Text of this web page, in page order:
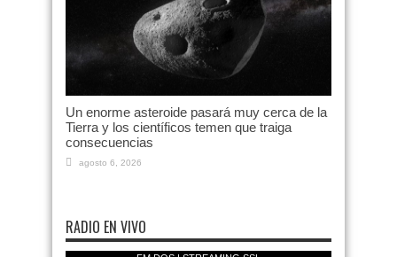
Un enorme asteroide pasará muy cerca de la
Tierra y los científicos temen que traiga
consecuencias
agosto 6, 2026
RADIO EN VIVO